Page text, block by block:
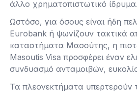
άλλο χρηματοπιστωτικό ίδρυμα.
Ωστόσο, για όσους είναι ήδη
Eurobank ή ψωνίζουν τακτικά
καταστήματα Μασούτης, η
Masoutis Visa προσφέρει έναν
συνδυασμό ανταμοιβών,
Τα πλεονεκτήματα υπερτερούν